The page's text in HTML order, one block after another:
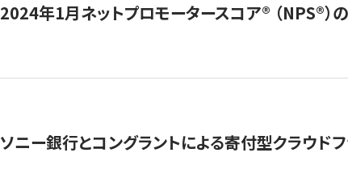
2024年1月ネットプロモータースコア®︎ （NPS®︎）
ソニー銀行とコングラントによる寄付型クラウド